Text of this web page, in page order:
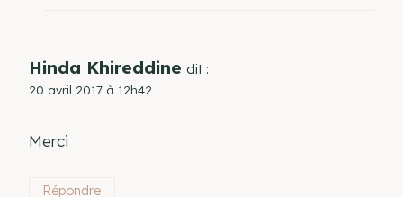
Hinda Khireddine dit :
20 avril 2017 à 12h42
Merci
Répondre